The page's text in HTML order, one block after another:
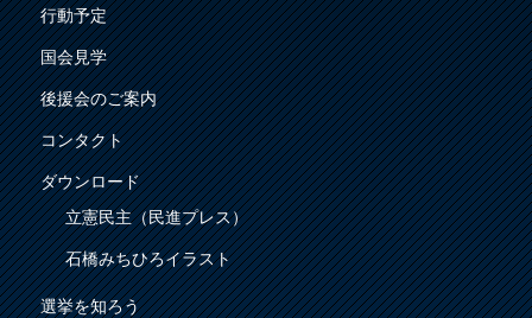
行動予定
国会見学
後援会のご案内
コンタクト
ダウンロード
立憲民主（民進プレス）
石橋みちひろイラスト
選挙を知ろう